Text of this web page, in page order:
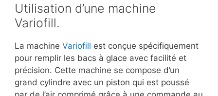
Utilisation d’une machine
Variofill.
La machine Variofill est conçue spécifiquement
pour remplir les bacs à glace avec facilité et
précision. Cette machine se compose d’un
grand cylindre avec un piston qui est poussé